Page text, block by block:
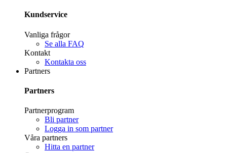
Kundservice
Vanliga frågor
Se alla FAQ
Kontakt
Kontakta oss
Partners
Partners
Partnerprogram
Bli partner
Logga in som partner
Våra partners
Hitta en partner